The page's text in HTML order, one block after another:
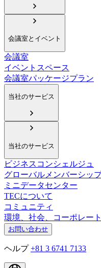
会議室とイベント
会議室
イベントスペース
会議室パッケージプラン
当社のサービス
当社のサービス
ビジネスコンシェルジュ
グローバルメンバーシッ
ミニデータセンター
TECについて
コミュニティ
環境、社会、コーポレー
お問い合わせ
ヘルプ +81 3 6741 7133